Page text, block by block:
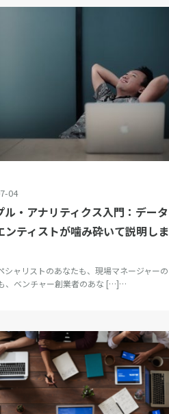
04
ル・アナリティクス入門：データ
ンティストが噛み砕いて説明しま
シャリストのあなたも、現場マネージャーの
、ベンチャー創業者のあな […]…